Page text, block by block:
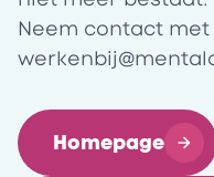
Neem contact met
Homepage